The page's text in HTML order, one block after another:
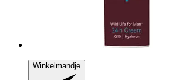
Winkelmandje